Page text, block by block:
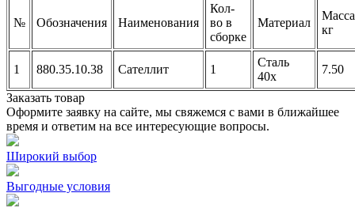
№ Обозначения Наименования
Кол-
во в
сборке
Материал
кг
1 880.35.10.38 Сателлит 1
Сталь
40х
7.50
Заказать товар
Оформите заявку на сайте, мы свяжемся с вами в ближайшее
время и ответим на все интересующие вопросы.
Широкий выбор
Выгодные условия